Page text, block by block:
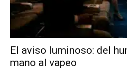
El aviso luminoso: del
mano al vapeo